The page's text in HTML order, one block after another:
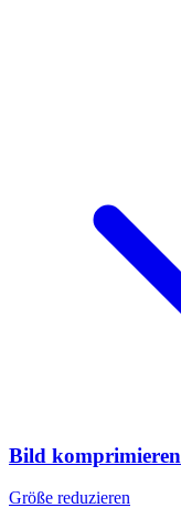
Bild komprimieren
Größe reduzieren